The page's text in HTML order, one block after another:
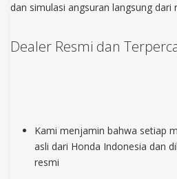
dan simulasi angsuran langsung dari
Dealer Resmi dan
Kami menjamin bahwa setiap
asli dari Honda Indonesia dan
resmi